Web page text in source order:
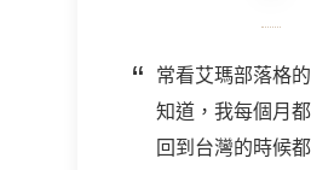
常看艾瑪部落格
知道，我每個月都
回到台灣的時候